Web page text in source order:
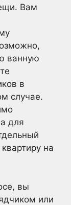
Вам
ванную
в
случае.
для
на
вы
или